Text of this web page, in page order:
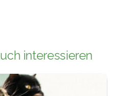
interessieren